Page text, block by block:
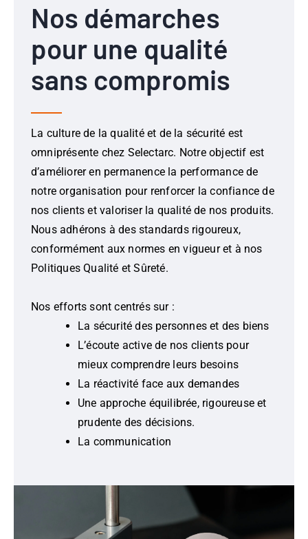
Nos démarches
pour une qualité
sans compromis
La culture de la qualité et de la sécurité est
omniprésente chez Selectarc. Notre objectif est
d’améliorer en permanence la performance de
notre organisation pour renforcer la confiance de
nos clients et valoriser la qualité de nos produits.
Nous adhérons à des standards rigoureux,
conformément aux normes en vigueur et à nos
Politiques Qualité et Sûreté.
Nos efforts sont centrés sur :
La sécurité des personnes et des biens
L’écoute active de nos clients pour
mieux comprendre leurs besoins
La réactivité face aux demandes
Une approche équilibrée, rigoureuse et
prudente des décisions.
La communication